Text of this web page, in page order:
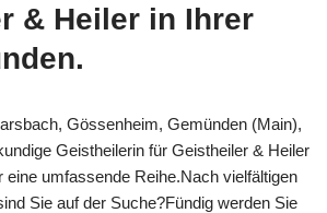
& Heiler in Ihrer
Gössenheim, Gemünden (Main),
Geistheilerin für Geistheiler & Heiler
eine umfassende Reihe.Nach vielfältigen
Sie auf der Suche?Fündig werden Sie